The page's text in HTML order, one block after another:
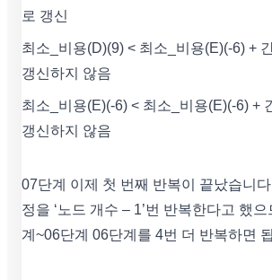
로 갱신
최소_비용(D)(9) < 최소_비용(E)(-6) +
갱신하지 않음
최소_비용(E)(-6) < 최소_비용(E)(-6) +
갱신하지 않음
07단계 이제 첫 번째 반복이 끝났습니
정을 ‘노드 개수 – 1’번 반복한다고 했
계~06단계 06단계를 4번 더 반복하면